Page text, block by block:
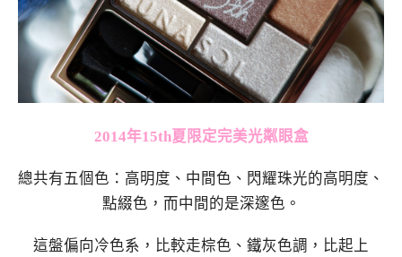
2014年15th夏限定完美光粼眼盒
總共有五個色：高明度、中間色、閃耀珠光的高明度、
點綴色，而中間的是深邃色。
這盤偏向冷色系，比較走棕色、鐵灰色調，比起上